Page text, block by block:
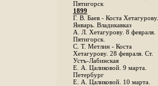
Пятигорск
1899
Г. В. Баев - Коста Хетагурову.
Январь. Владикавказ
А. Л. Хетагурову. 8 февраля.
Пятигорск.
С. Т. Метлин - Коста
Хетагурову. 28 февраля. Ст.
Устъ-Лабинская
Е. А. Цаликовой. 9 марта.
Петербург
Е. А. Цаликовой. 10 марта.